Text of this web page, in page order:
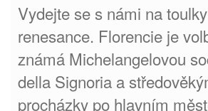
Vydejte se s námi na
renesance. Florencie je
známá Michelangelovou
della Signoria a
procházky po hlavním